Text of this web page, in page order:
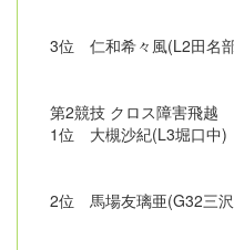
3位 仁和希々風(L2田名
第2競技 クロス障害飛越
1位 大槻沙紀(L3堀口中)
2位 馬場友璃亜(G32三